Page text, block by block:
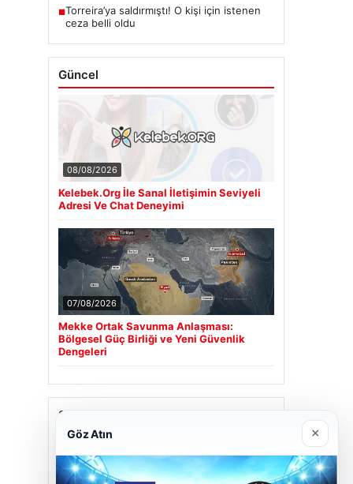
■Torreira’ya saldırmıştı! O kişi için istenen
ceza belli oldu
Güncel
08/08/2026
Kelebek.Org İle Sanal İletişimin Seviyeli
Adresi Ve Chat Deneyimi
07/08/2026
Mekke Ortak Savunma Anlaşması:
Bölgesel Güç Birliği ve Yeni Güvenlik
Dengeleri
Son Eklenen Firmalar
Cengiz Sigorta
23/06/2026
Göz Atın ×